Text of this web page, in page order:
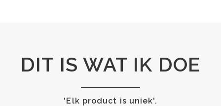
DIT IS WAT IK DOE
'Elk product is uniek'.